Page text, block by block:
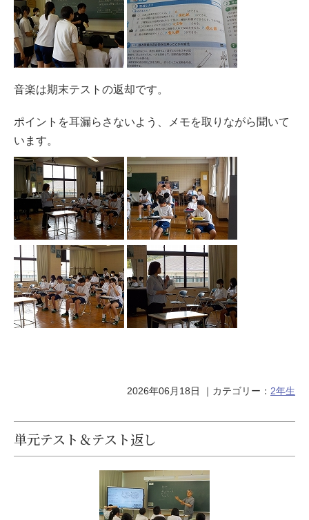
音楽は期末テストの返却です。
ポイントを耳漏らさないよう、メモを取りながら聞いて
います。
2026年06月18日 ｜カテゴリー： 2年生
単元テスト＆テスト返し